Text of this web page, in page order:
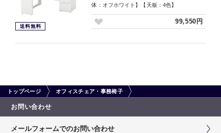
送料無料
体：オフホワイト】【天板：4色】
99,550円
トップページ オフィスチェア・事務椅子
お問い合わせ
メールフォームでのお問い合わせ